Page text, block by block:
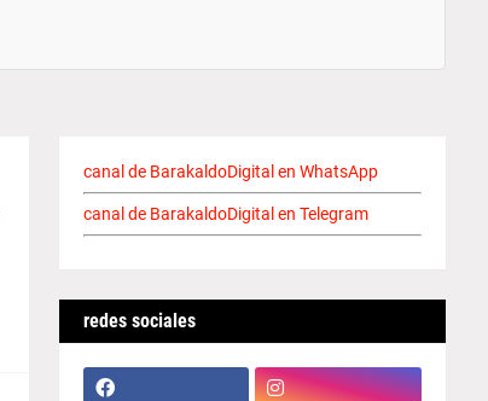
canal de BarakaldoDigital en WhatsApp
canal de BarakaldoDigital en Telegram
redes sociales